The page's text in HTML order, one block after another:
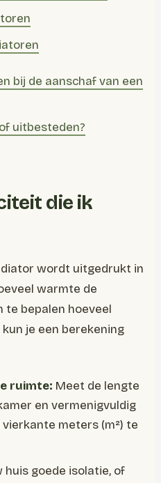
bij de aanschaf van een
uitbesteden?
die ik
wordt uitgedrukt in
warmte de
te bepalen hoeveel
je een berekening
ruimte: Meet de lengte
en vermenigvuldig
meters (m²) te
huis goede isolatie, of